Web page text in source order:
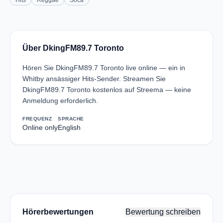
Über DkingFM89.7 Toronto
Hören Sie DkingFM89.7 Toronto live online — ein in
Whitby ansässiger Hits-Sender. Streamen Sie
DkingFM89.7 Toronto kostenlos auf Streema — keine
Anmeldung erforderlich.
FREQUENZ
Online only
SPRACHE
English
Hörerbewertungen Bewertung schreiben